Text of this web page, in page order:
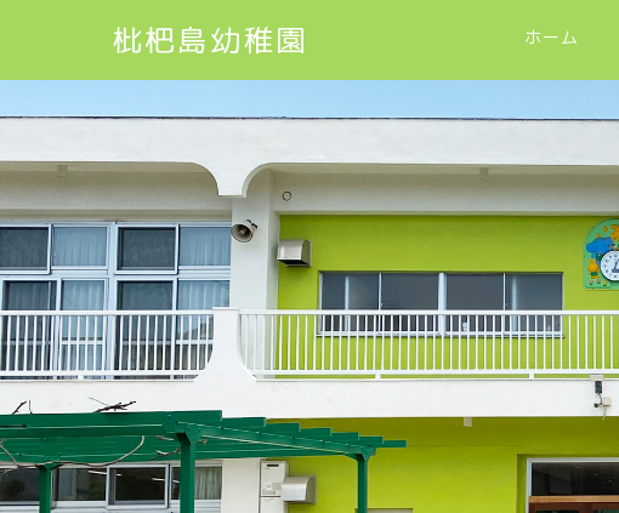
枇杷島幼稚園 ホーム